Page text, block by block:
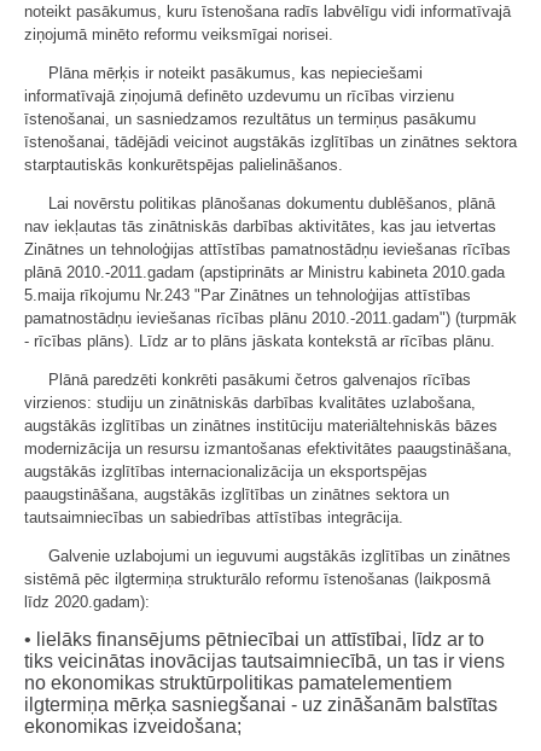
noteikt pasākumus, kuru īstenošana radīs labvēlīgu vidi informatīvajā
ziņojumā minēto reformu veiksmīgai norisei.
Plāna mērķis ir noteikt pasākumus, kas nepieciešami
informatīvajā ziņojumā definēto uzdevumu un rīcības virzienu
īstenošanai, un sasniedzamos rezultātus un termiņus pasākumu
īstenošanai, tādējādi veicinot augstākās izglītības un zinātnes sektora
starptautiskās konkurētspējas palielināšanos.
Lai novērstu politikas plānošanas dokumentu dublēšanos, plānā
nav iekļautas tās zinātniskās darbības aktivitātes, kas jau ietvertas
Zinātnes un tehnoloģijas attīstības pamatnostādņu ieviešanas rīcības
plānā 2010.-2011.gadam (apstiprināts ar Ministru kabineta 2010.gada
5.maija rīkojumu Nr.243 "Par Zinātnes un tehnoloģijas attīstības
pamatnostādņu ieviešanas rīcības plānu 2010.-2011.gadam") (turpmāk
- rīcības plāns). Līdz ar to plāns jāskata kontekstā ar rīcības plānu.
Plānā paredzēti konkrēti pasākumi četros galvenajos rīcības
virzienos: studiju un zinātniskās darbības kvalitātes uzlabošana,
augstākās izglītības un zinātnes institūciju materiāltehniskās bāzes
modernizācija un resursu izmantošanas efektivitātes paaugstināšana,
augstākās izglītības internacionalizācija un eksportspējas
paaugstināšana, augstākās izglītības un zinātnes sektora un
tautsaimniecības un sabiedrības attīstības integrācija.
Galvenie uzlabojumi un ieguvumi augstākās izglītības un zinātnes
sistēmā pēc ilgtermiņa strukturālo reformu īstenošanas (laikposmā
līdz 2020.gadam):
• lielāks finansējums pētniecībai un attīstībai, līdz ar to
tiks veicinātas inovācijas tautsaimniecībā, un tas ir viens
no ekonomikas struktūrpolitikas pamatelementiem
ilgtermiņa mērķa sasniegšanai - uz zināšanām balstītas
ekonomikas izveidošana;